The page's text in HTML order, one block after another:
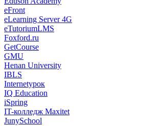
eFront
eLearning Server 4G
eTutoriumLMS
Foxford.ru
GetCourse
GMU
Henan University
IBLS
Internetурок
IQ Education
iSpring
IT-колледж Maxitet
JunySchool